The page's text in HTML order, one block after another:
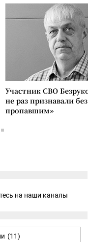
Участник СВО
не раз признавали
пропавшим»
на наши каналы
(11)